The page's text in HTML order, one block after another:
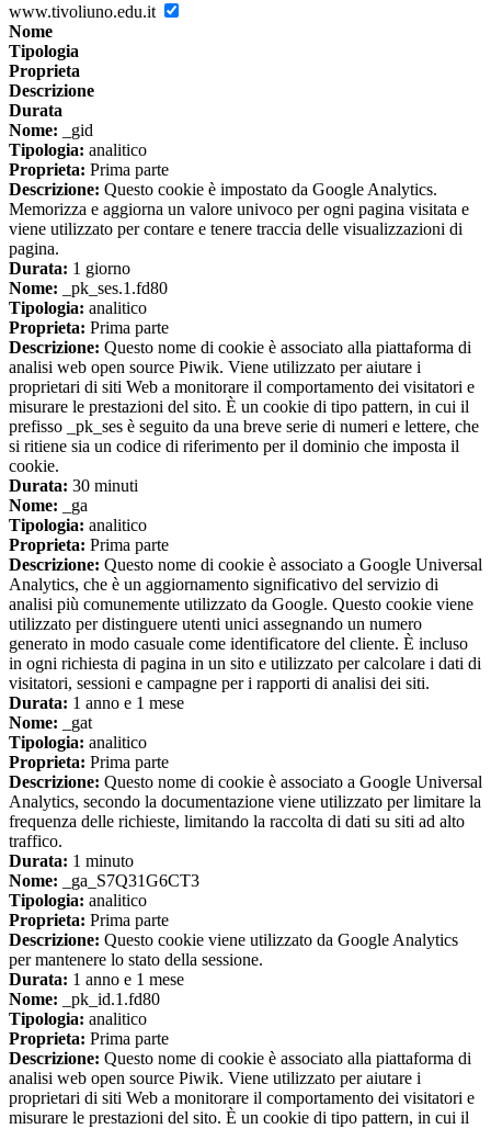
www.tivoliuno.edu.it
Nome
Tipologia
Proprieta
Descrizione
Durata
Nome: _gid
Tipologia: analitico
Proprieta: Prima parte
Descrizione: Questo cookie è impostato da Google Analytics.
Memorizza e aggiorna un valore univoco per ogni pagina visitata e
viene utilizzato per contare e tenere traccia delle visualizzazioni di
pagina.
Durata: 1 giorno
Nome: _pk_ses.1.fd80
Tipologia: analitico
Proprieta: Prima parte
Descrizione: Questo nome di cookie è associato alla piattaforma di
analisi web open source Piwik. Viene utilizzato per aiutare i
proprietari di siti Web a monitorare il comportamento dei visitatori e
misurare le prestazioni del sito. È un cookie di tipo pattern, in cui il
prefisso _pk_ses è seguito da una breve serie di numeri e lettere, che
si ritiene sia un codice di riferimento per il dominio che imposta il
cookie.
Durata: 30 minuti
Nome: _ga
Tipologia: analitico
Proprieta: Prima parte
Descrizione: Questo nome di cookie è associato a Google Universal
Analytics, che è un aggiornamento significativo del servizio di
analisi più comunemente utilizzato da Google. Questo cookie viene
utilizzato per distinguere utenti unici assegnando un numero
generato in modo casuale come identificatore del cliente. È incluso
in ogni richiesta di pagina in un sito e utilizzato per calcolare i dati di
visitatori, sessioni e campagne per i rapporti di analisi dei siti.
Durata: 1 anno e 1 mese
Nome: _gat
Tipologia: analitico
Proprieta: Prima parte
Descrizione: Questo nome di cookie è associato a Google Universal
Analytics, secondo la documentazione viene utilizzato per limitare la
frequenza delle richieste, limitando la raccolta di dati su siti ad alto
traffico.
Durata: 1 minuto
Nome: _ga_S7Q31G6CT3
Tipologia: analitico
Proprieta: Prima parte
Descrizione: Questo cookie viene utilizzato da Google Analytics
per mantenere lo stato della sessione.
Durata: 1 anno e 1 mese
Nome: _pk_id.1.fd80
Tipologia: analitico
Proprieta: Prima parte
Descrizione: Questo nome di cookie è associato alla piattaforma di
analisi web open source Piwik. Viene utilizzato per aiutare i
proprietari di siti Web a monitorare il comportamento dei visitatori e
misurare le prestazioni del sito. È un cookie di tipo pattern, in cui il